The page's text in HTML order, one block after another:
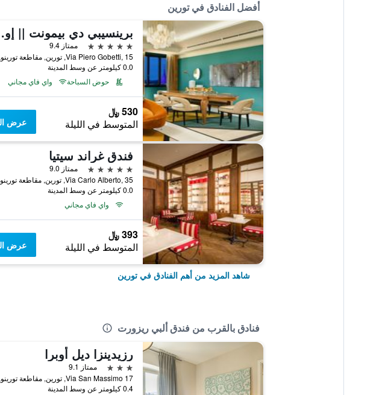
أفضل الفنادق في تورين
برينسيبي دي
5 نجوم
ممتاز 9.4
Via Piero Gobetti, 15, تورين, مقاطعة تورينو, إيطاليا
0.0 كيلومتر عن وسط المدينة
حوض السباحة
واي فاي مجاني
530 ﷼
المتوسط في الليلة عرض
فندق غراند سيتيا
5 نجوم
ممتاز 9.0
Via Carlo Alberto, 35, تورين, مقاطعة تورينو, إيطاليا
0.0 كيلومتر عن وسط المدينة
واي فاي مجاني
393 ﷼
المتوسط في الليلة عرض
شاهد المزيد من أهم الفنادق في تورين
فنادق بالقرب من فندق ألبي ريزورت
رزيدينزا ديل أوبرا
3 نجوم
ممتاز 9.1
Via San Massimo 17, تورين, مقاطعة تورينو, إيطاليا
0.4 كيلومتر عن وسط المدينة